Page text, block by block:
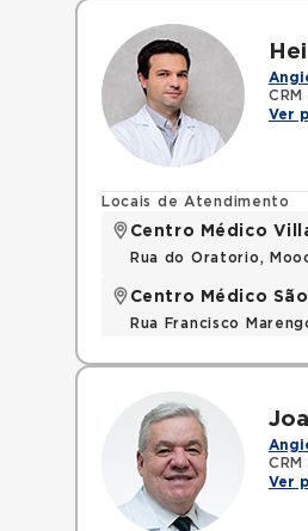
Ver
Locais de Atendimento
Centro Médico
Rua do Oratorio,
Centro Médico
Rua Francisco
Ver